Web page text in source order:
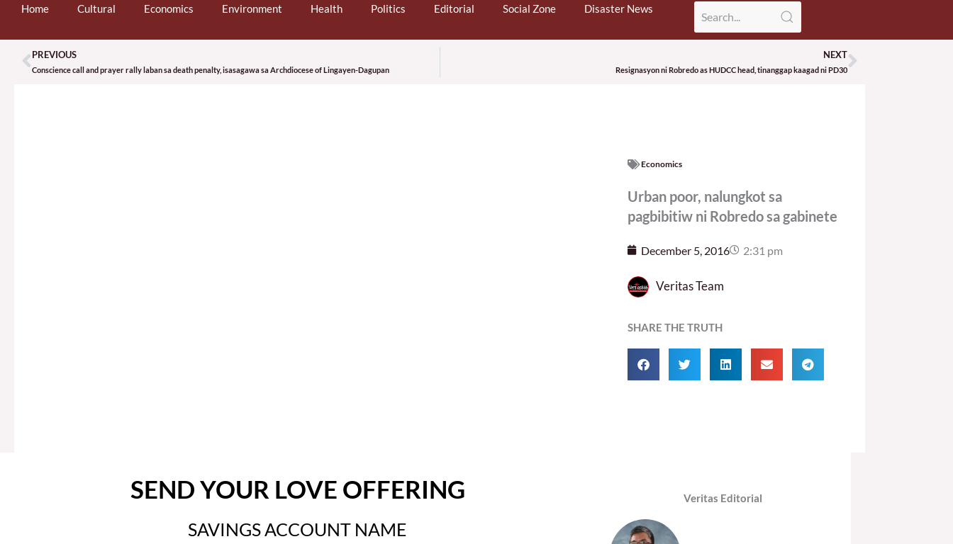
Home Cultural Economics Environment Health Politics Editorial Social Zone Disaster News
Prev
PREVIOUS
Conscience call and prayer rally laban sa death penalty, isasagawa sa Archdiocese of Lingayen-Dagupan
NEXT
Resignasyon ni Robredo as HUDCC head, tinanggap kaagad ni PD30Next
Economics
Urban poor, nalungkot sa
pagbibitiw ni Robredo sa gabinete
December 5, 2016 2:31 pm
Veritas Team
SHARE THE TRUTH
SEND YOUR LOVE OFFERING
SAVINGS ACCOUNT NAME
Veritas Editorial